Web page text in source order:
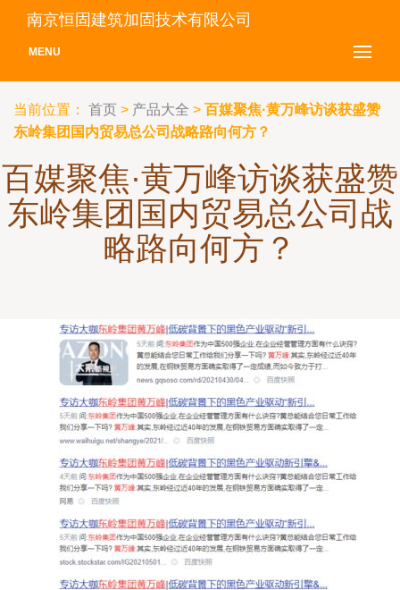
南京恒固建筑加固技术有限公司
MENU
当前位置： 首页 > 产品大全 > 百媒聚焦·黄万峰访谈获盛赞
东岭集团国内贸易总公司战略路向何方？
百媒聚焦·黄万峰访谈获盛赞
东岭集团国内贸易总公司战
略路向何方？